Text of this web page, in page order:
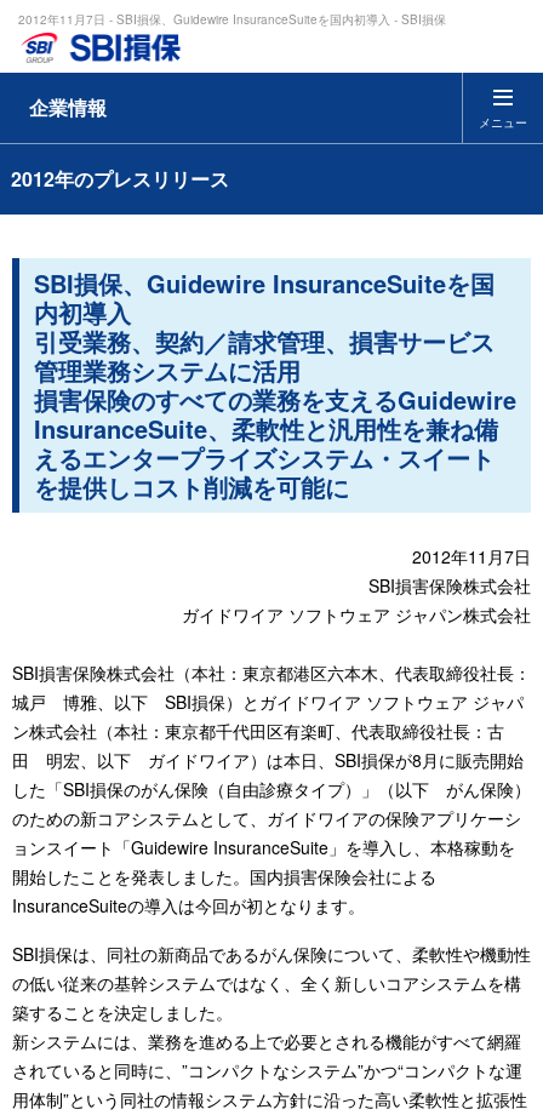
2012年11月7日 - SBI損保、Guidewire InsuranceSuiteを国内初導入 - SBI損保
メニュー
企業情報
2012年のプレスリリース
SBI損保、Guidewire InsuranceSuiteを国
内初導入
引受業務、契約／請求管理、損害サービス
管理業務システムに活用
損害保険のすべての業務を支えるGuidewire
InsuranceSuite、柔軟性と汎用性を兼ね備
えるエンタープライズシステム・スイート
を提供しコスト削減を可能に
2012年11月7日
SBI損害保険株式会社
ガイドワイア ソフトウェア ジャパン株式会社
SBI損害保険株式会社（本社：東京都港区六本木、代表取締役社長：
城戸 博雅、以下 SBI損保）とガイドワイア ソフトウェア ジャパ
ン株式会社（本社：東京都千代田区有楽町、代表取締役社長：古
田 明宏、以下 ガイドワイア）は本日、SBI損保が8月に販売開始
した「SBI損保のがん保険（自由診療タイプ）」（以下 がん保険）
のための新コアシステムとして、ガイドワイアの保険アプリケーシ
ョンスイート「Guidewire InsuranceSuite」を導入し、本格稼動を
開始したことを発表しました。国内損害保険会社による
InsuranceSuiteの導入は今回が初となります。
SBI損保は、同社の新商品であるがん保険について、柔軟性や機動性
の低い従来の基幹システムではなく、全く新しいコアシステムを構
築することを決定しました。
新システムには、業務を進める上で必要とされる機能がすべて網羅
されていると同時に、”コンパクトなシステム”かつ“コンパクトな運
用体制”という同社の情報システム方針に沿った高い柔軟性と拡張性